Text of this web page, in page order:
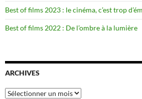
Best of films 2023 : le cinéma, c’est trop
Best of films 2022 : De l’ombre à la lumière
ARCHIVES
Archives